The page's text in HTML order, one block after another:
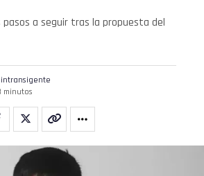
pasos a seguir tras la propuesta del
intransigente
minutos